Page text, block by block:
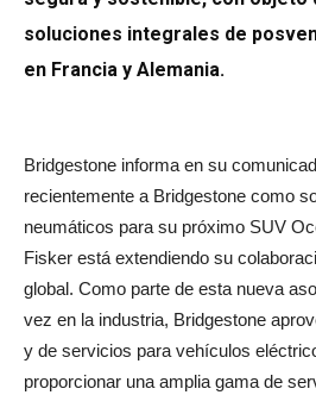
soluciones integrales de
en Francia y Alemania.
Bridgestone informa en su
recientemente a Bridgestone como
neumáticos para su próximo SUV
Fisker está extendiendo su
global. Como parte de esta nueva
vez en la industria, Bridgestone
y de servicios para vehículos
proporcionar una amplia gama de